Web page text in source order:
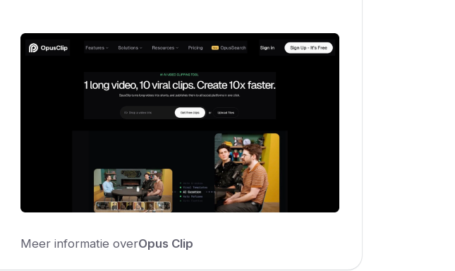
Meer informatie overOpus Clip